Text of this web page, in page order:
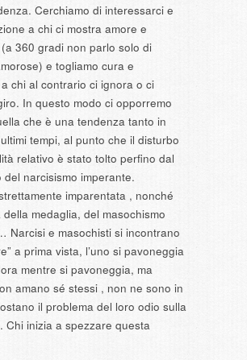
Cerchiamo di interessarci e
a chi ci mostra amore e
360 gradi non parlo solo di
e togliamo cura e
chi al contrario ci ignora o ci
In questo modo ci opporremo
che è una tendenza tanto in
tempi, al punto che il disturbo
relativo è stato tolto perfino dal
del narcisismo imperante.
imparentata , nonché
medaglia, del masochismo
Narcisi e masochisti si incontrano
a prima vista, l’uno si pavoneggia
mentre si pavoneggia, ma
amano sé stessi , non ne sono in
il problema del loro odio sulla
Chi inizia a spezzare questa